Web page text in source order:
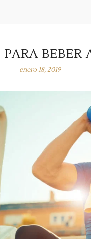
enero 18, 2019